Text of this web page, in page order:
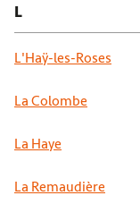
L
L'Haÿ-les-Roses
La Colombe
La Haye
La Remaudière